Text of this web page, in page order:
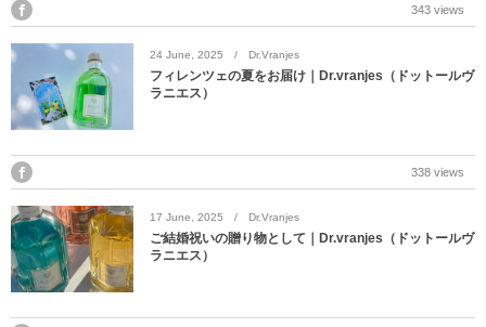
343 views
24 June 2025 Dr.Vranjes
フィレンツェの夏をお届け｜Dr.vranjes（ドットールヴ
ラニエス）
338 views
17 June 2025 Dr.Vranjes
ご結婚祝いの贈り物として｜Dr.vranjes（ドットールヴ
ラニエス）
DITA
EYEVAN
10EYEVAN
Eyevol